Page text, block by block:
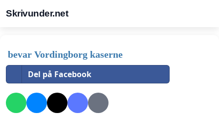
Skrivunder.net
bevar Vordingborg kaserne
Del på Facebook